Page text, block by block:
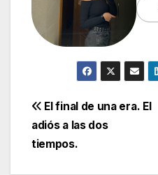
El final de una era. El
adiós a las dos
tiempos.